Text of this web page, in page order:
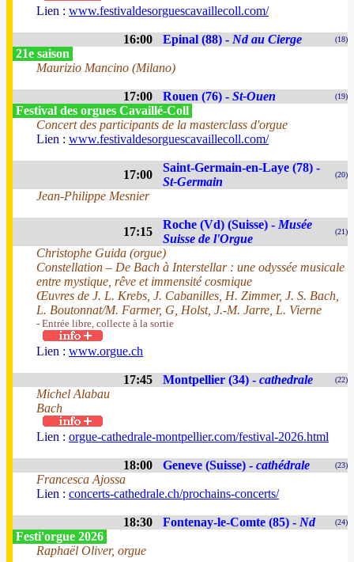
Lien : www.festivaldesorguescavaillecoll.com/
16:00 Epinal (88) - Nd au Cierge (18)
21e saison
Maurizio Mancino (Milano)
17:00 Rouen (76) - St-Ouen (19)
Festival des orgues Cavaillé-Coll
Concert des participants de la masterclass d'orgue
Lien : www.festivaldesorguescavaillecoll.com/
17:00
Saint-Germain-en-Laye (78) -
St-Germain
(20)
Jean-Philippe Mesnier
17:15
Roche (Vd) (Suisse) - Musée
Suisse de l'Orgue
(21)
Christophe Guida (orgue)
Constellation – De Bach à Interstellar : une odyssée musicale
entre mystique, rêve et immensité cosmique
Œuvres de J. L. Krebs, J. Cabanilles, H. Zimmer, J. S. Bach,
L. Boutonnat/M. Farmer, G, Holst, J.-M. Jarre, L. Vierne
- Entrée libre, collecte à la sortie
Lien : www.orgue.ch
17:45 Montpellier (34) - cathedrale (22)
Michel Alabau
Bach
Lien : orgue-cathedrale-montpellier.com/festival-2026.html
18:00 Geneve (Suisse) - cathédrale (23)
Francesca Ajossa
Lien : concerts-cathedrale.ch/prochains-concerts/
18:30 Fontenay-le-Comte (85) - Nd (24)
Festi'orgue 2026
Raphaël Oliver, orgue